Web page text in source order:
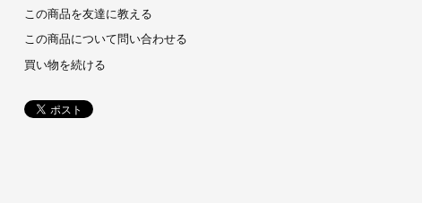
この商品を友達に教える
この商品について問い合わせる
買い物を続ける